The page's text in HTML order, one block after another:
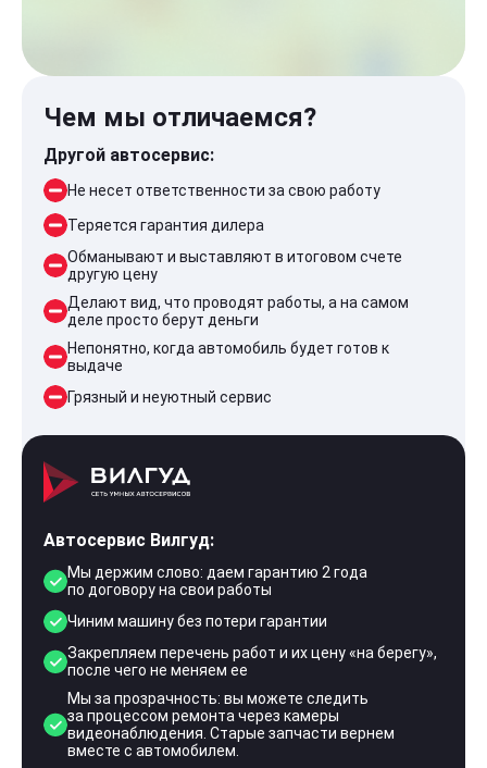
Чем мы отличаемся?
Другой автосервис:
Не несет ответственности за свою работу
Теряется гарантия дилера
Обманывают и выставляют в итоговом счете
другую цену
Делают вид, что проводят работы, а на самом
деле просто берут деньги
Непонятно, когда автомобиль будет готов к
выдаче
Грязный и неуютный сервис
Автосервис Вилгуд:
Мы держим слово: даем гарантию 2 года
по договору на свои работы
Чиним машину без потери гарантии
Закрепляем перечень работ и их цену «на берегу»,
после чего не меняем ее
Мы за прозрачность: вы можете следить
за процессом ремонта через камеры
видеонаблюдения. Старые запчасти вернем
вместе с автомобилем.